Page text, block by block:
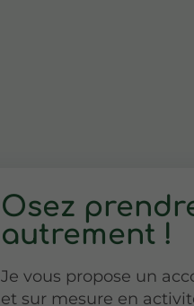
Osez
autrement !
Je vous propose un
et sur mesure en